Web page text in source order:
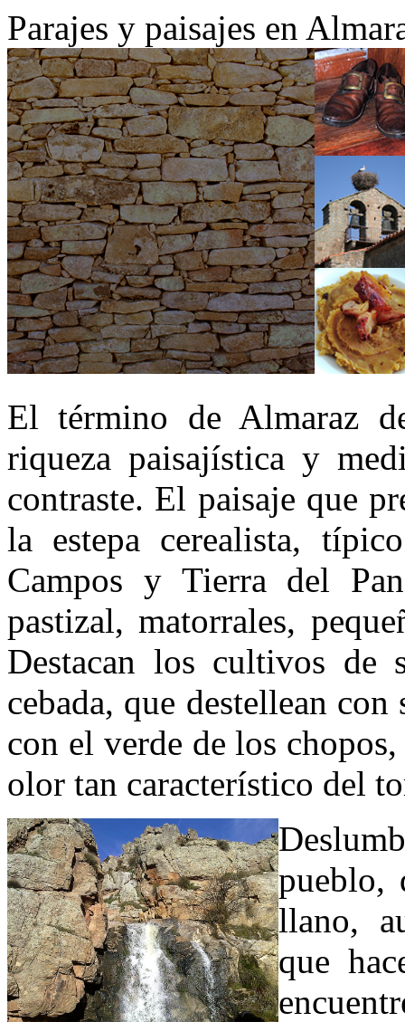
Parajes y paisajes en
El término de Almaraz
riqueza paisajística y
contraste. El paisaje que
la estepa cerealista,
Campos y Tierra del
pastizal, matorrales,
Destacan los cultivos de
cebada, que destellean
con el verde de los
olor tan característico del
pueblo,
llano,
que